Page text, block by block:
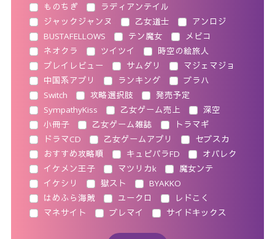
ものちぎ
ラディアンテイル
ジャックジャンヌ
乙女道士
アンロジ
BUSTAFELLOWS
テン魔女
メビコ
ネオクラ
ツイツイ
時空の絵旅人
プレイレビュー
サムダリ
マジェマジョ
中国系アプリ
ランキング
ブラハ
Switch
攻略選択肢
発売予定
SympathyKiss
乙女ゲーム売上
深空
小冊子
乙女ゲーム雑誌
トラマギ
ドラマCD
乙女ゲームアプリ
セブスカ
おすすめ攻略順
キュピパラFD
オバレク
イケメン王子
マツリカk
魔女ンテ
イケシリ
獄スト
BYAKKO
はめふら海賊
ユークロ
レドこく
マネサイト
ブレマイ サイドキックス